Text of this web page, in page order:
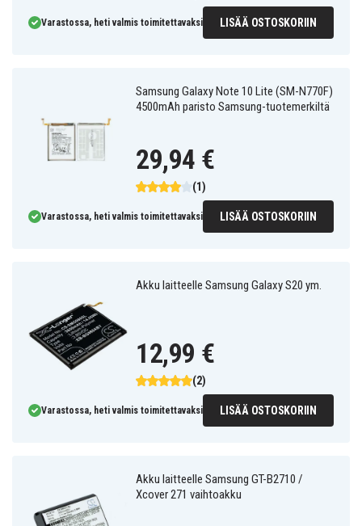
Varastossa, heti valmis toimitettavaksi LISÄÄ OSTOSKORIIN
Samsung Galaxy Note 10 Lite (SM-N770F)
4500mAh paristo Samsung-tuotemerkiltä
(1)
29,94 €
Varastossa, heti valmis toimitettavaksi LISÄÄ OSTOSKORIIN
Akku laitteelle Samsung Galaxy S20 ym.
(2)
12,99 €
Varastossa, heti valmis toimitettavaksi LISÄÄ OSTOSKORIIN
Akku laitteelle Samsung GT-B2710 /
Xcover 271 vaihtoakku